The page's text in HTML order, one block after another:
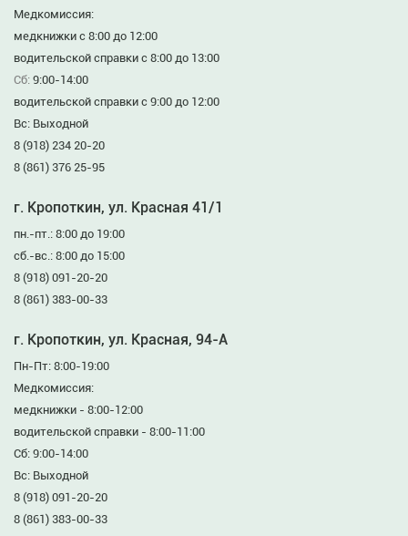
Медкомиссия:
медкнижки с 8:00 до 12:00
водительской справки с 8:00 до 13:00
Сб: 9:00-14:00
водительской справки с 9:00 до 12:00
Вс: Выходной
8 (918) 234 20-20
8 (861) 376 25-95
г. Кропоткин, ул. Красная 41/1
пн.-пт.: 8:00 до 19:00
сб.-вс.: 8:00 до 15:00
8 (918) 091-20-20
8 (861) 383-00-33
г. Кропоткин, ул. Красная, 94-А
Пн-Пт: 8:00-19:00
Медкомиссия:
медкнижки - 8:00-12:00
водительской справки - 8:00-11:00
Сб: 9:00-14:00
Вс: Выходной
8 (918) 091-20-20
8 (861) 383-00-33